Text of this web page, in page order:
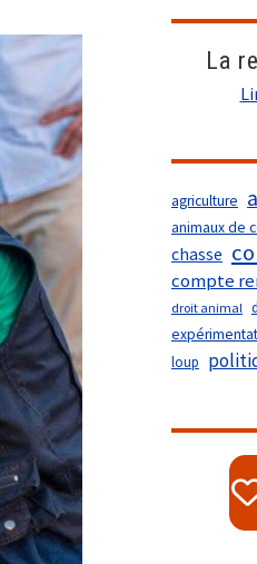
La
agriculture
animaux de
chasse
compte
droit animal
loup